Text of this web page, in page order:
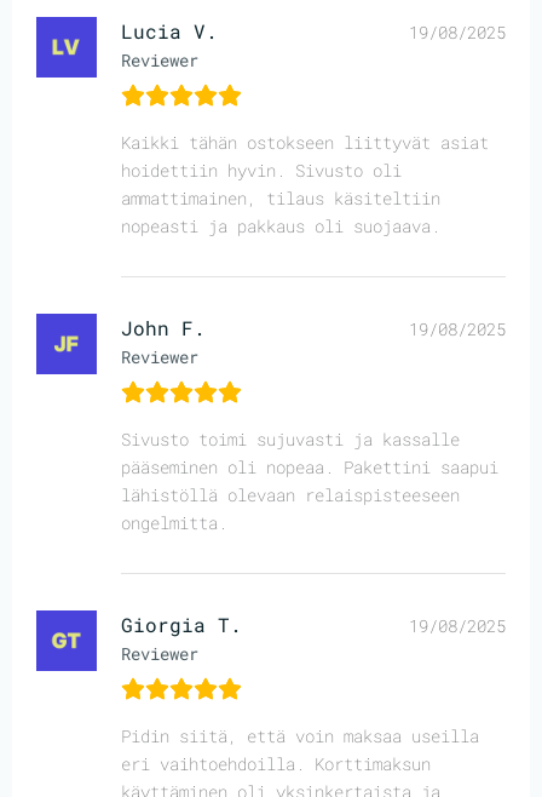
Lucia V.
Reviewer
19/08/2025
Kaikki tähän ostokseen liittyvät asiat
hoidettiin hyvin. Sivusto oli
ammattimainen, tilaus käsiteltiin
nopeasti ja pakkaus oli suojaava.
John F.
Reviewer
19/08/2025
Sivusto toimi sujuvasti ja kassalle
pääseminen oli nopeaa. Pakettini saapui
lähistöllä olevaan relaispisteeseen
ongelmitta.
Giorgia T.
Reviewer
19/08/2025
Pidin siitä, että voin maksaa useilla
eri vaihtoehdoilla. Korttimaksun
käyttäminen oli yksinkertaista ja